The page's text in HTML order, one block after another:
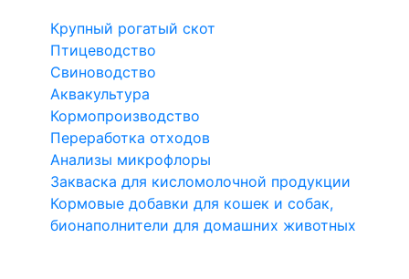
Крупный рогатый скот
Птицеводство
Свиноводство
Аквакультура
Кормопроизводство
Переработка отходов
Анализы микрофлоры
Закваска для кисломолочной продукции
Кормовые добавки для кошек и собак,
бионаполнители для домашних животных